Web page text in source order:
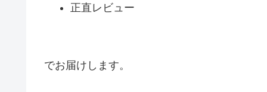
正直レビュー
でお届けします。